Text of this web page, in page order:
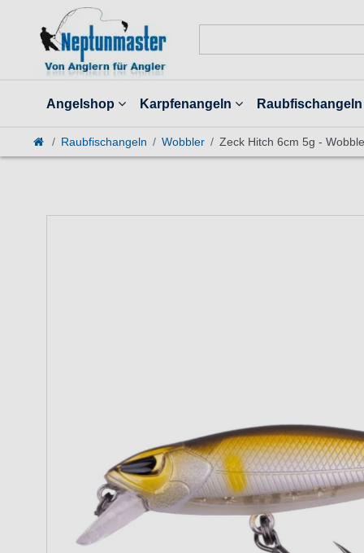
Angelshop Karpfenangeln Raubfischangeln
Raubfischangeln Wobbler Zeck Hitch 6cm 5g -